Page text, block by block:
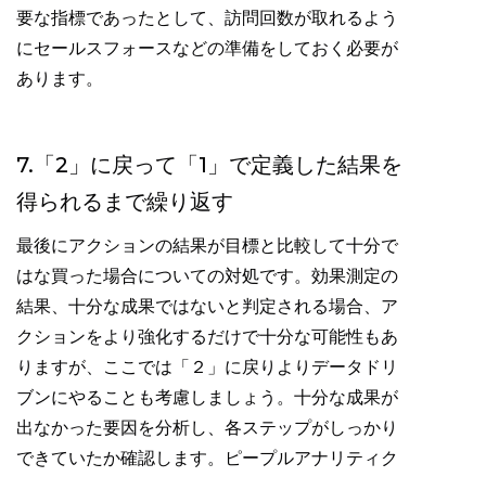
要な指標であったとして、訪問回数が取れるよう
にセールスフォースなどの準備をしておく必要が
あります。
7.「2」に戻って「1」で定義した結果を
得られるまで繰り返す
最後にアクションの結果が目標と比較して十分で
はな買った場合についての対処です。効果測定の
結果、十分な成果ではないと判定される場合、ア
クションをより強化するだけで十分な可能性もあ
りますが、ここでは「２」に戻りよりデータドリ
ブンにやることも考慮しましょう。十分な成果が
出なかった要因を分析し、各ステップがしっかり
できていたか確認します。ピープルアナリティク